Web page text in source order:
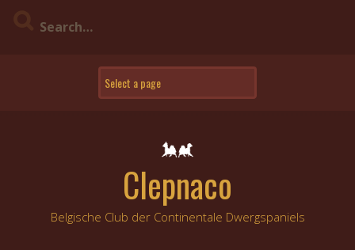
Clepnaco
Belgische Club der Continentale Dwergspaniels